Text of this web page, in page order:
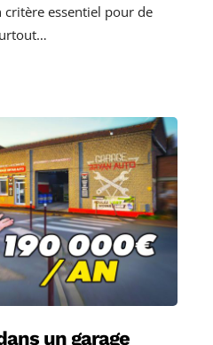
essentiel pour de
un garage